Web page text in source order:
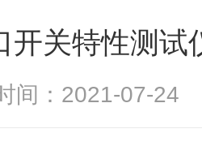
开关特性测试
间：2021-07-